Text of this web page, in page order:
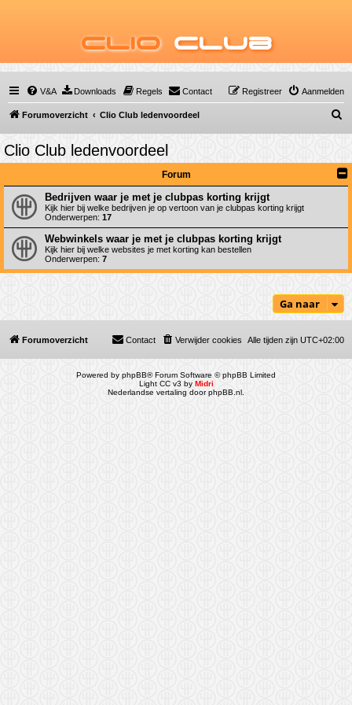
Clio Club
V&A Downloads Regels Contact Aanmelden
Registreer
Forumoverzicht Clio Club ledenvoordeel
o
k
Clio Club ledenvoordeel
Forum
Bedrijven waar je met je clubpas korting krijgt
Kijk hier bij welke bedrijven je op vertoon van je clubpas korting krijgt
Onderwerpen: 17
Webwinkels waar je met je clubpas korting krijgt
Kijk hier bij welke websites je met korting kan bestellen
Onderwerpen: 7
Ga naar
Forumoverzicht Alle tijden zijn UTC+02:00
Verwijder cookies
Contact
Powered by phpBB® Forum Software © phpBB Limited
Light CC v3 by Midri
Nederlandse vertaling doorphpBB.nl